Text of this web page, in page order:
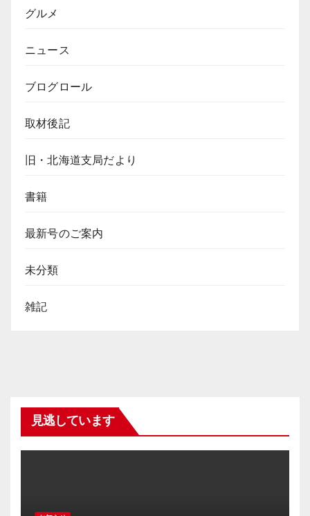
グルメ
ニュース
ブログロール
取材後記
旧・北海道支局だより
書籍
最新号のご案内
未分類
雑記
見逃しています